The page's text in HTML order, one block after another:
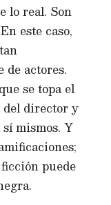
lo real. Son
este caso,
actores.
se topa el
del director y
mismos. Y
puede